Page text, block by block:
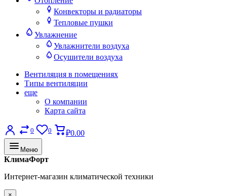
Конвекторы и радиаторы
Тепловые пушки
Увлажнение
Увлажнители воздуха
Осушители воздуха
Вентиляция в помещениях
Типы вентиляции
еще
О компании
Карта сайта
0 0 ₽0.00
Меню
КлимаФорт
Интернет-магазин климатической техники